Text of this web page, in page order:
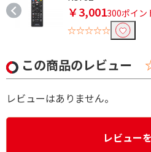
￥3,001300ポイン
☆☆☆☆☆
この商品のレビュー
レビューはありません。
レビュー